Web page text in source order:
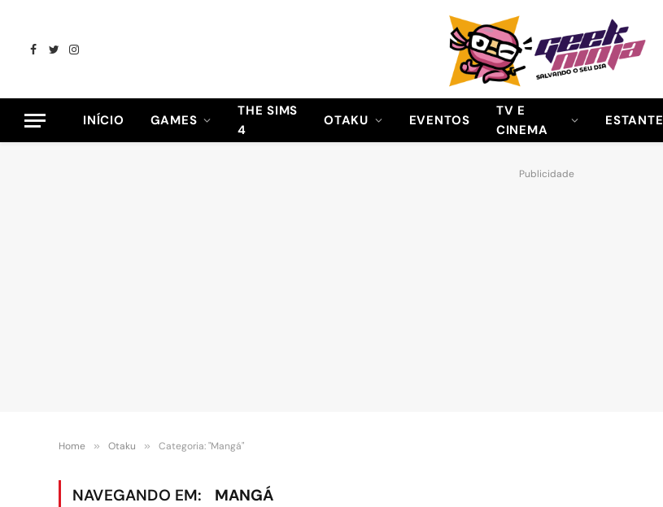
Facebook
TwitterInstagram
INÍCIO GAMES
THE SIMS
4
OTAKU EVENTOS
TV E
CINEMA
ESTANTE
Publicidade
Home » Otaku » Categoria: "Mangá"
NAVEGANDO EM: MANGÁ